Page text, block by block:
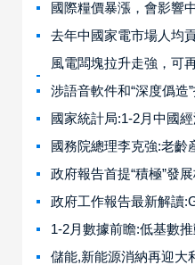
國際糧價暴漲，會影響
去年中國家電市場人均
風電闆塊拉升走強，可
迎..
涉語音軟件和“深度僞造
國家統計局:1-2月中國
國務院總理李克強:老齡
政府報告首提“積極”發
政府工作報告最新解讀
1-2月數據前瞻:低基數
儲能,新能源消納再迎大